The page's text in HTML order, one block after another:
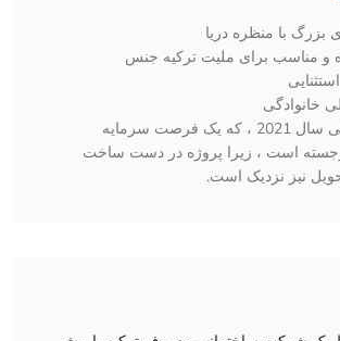
بزرگ با منظره دریا
و مناسب برای ملیت ترکیه جنس
خانوادگی
تحویل طی سال 2021 ، که یک فرصت سرمایه
است ، زیرا پروژه در دست ساخت
نیز نزدیک است.